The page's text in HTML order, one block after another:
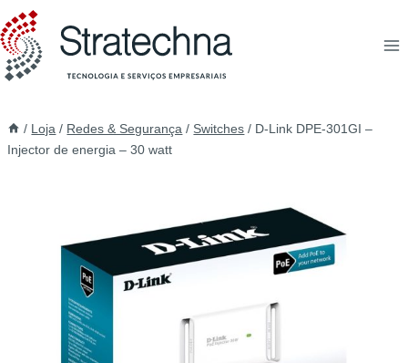
/ Loja / Redes & Segurança / Switches / D-Link DPE-301GI –
Injector de energia – 30 watt